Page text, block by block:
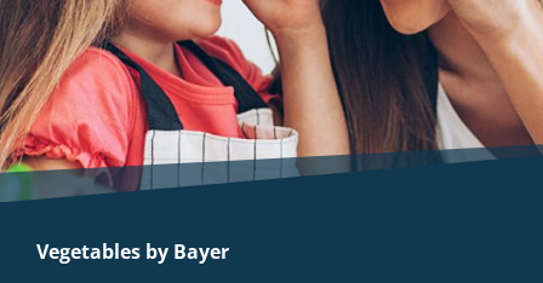
Vegetables by Bayer